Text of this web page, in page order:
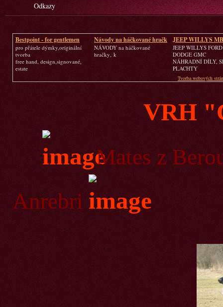
Odkazy
Bestpoint - for gentlemen
pro přátele dýmky,originální
tvorba
free hand, design,signované,
estate
Návody na háčkované hračk
NÁVODY na háčkované
hračky‚ k
JEEP WILLYS
GPW
JEEP WILLYS
DODGE GMC
NÁHRADNÍ DÍLY,
PLACHTY
Tvorba webových
VRH
Mates z
Anrebri